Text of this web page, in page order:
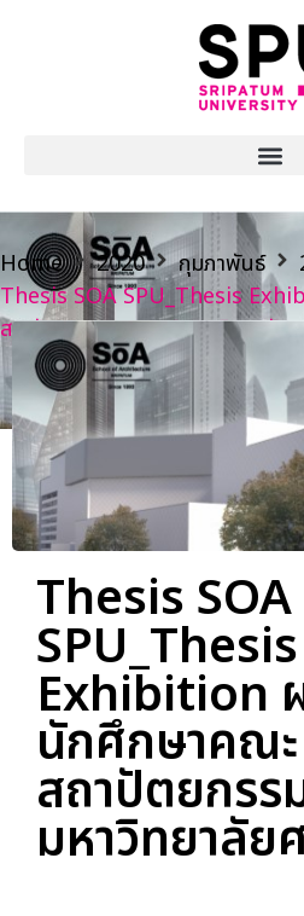
Home 2020 กุมภาพันธ์
Thesis SOA SPU_Thesis
สถาปัตยกรรมศาสตร์ มหาวิทยาลัย
Thesis SOA
SPU_Thesis
Exhibition
นักศึกษาคณะ
สถาปัตยกรร
มหาวิทยาลัย